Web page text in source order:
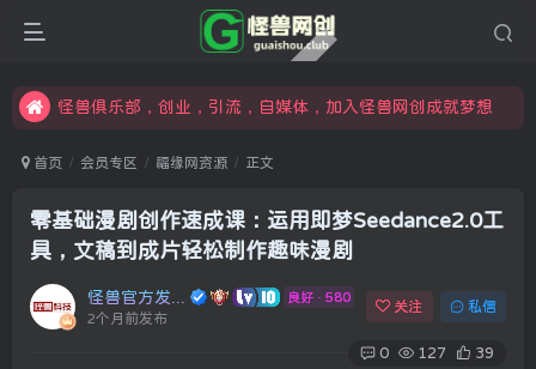
限时开通会员更享折扣，超高返佣
怪兽俱乐部，创业，引流，自媒体，加入怪兽网创成就梦想
首页 会员专区 福缘网资源 正文
零基础漫剧创作速成课：运用即梦Seedance2.0工
具，文稿到成片轻松制作趣味漫剧
良好 · 580
2个月前发布
关注 私信
0 127 39